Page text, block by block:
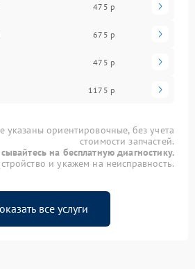
475 р
675 р
475 р
1175 р
указаны ориентировочные, без учета
стоимости запчастей.
на бесплатную диагностику.
и укажем на неисправность.
все услуги